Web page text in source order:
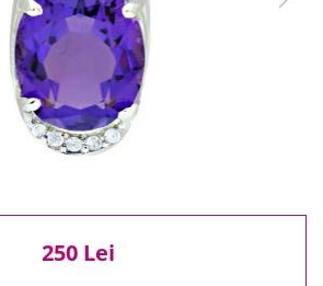
250 Lei